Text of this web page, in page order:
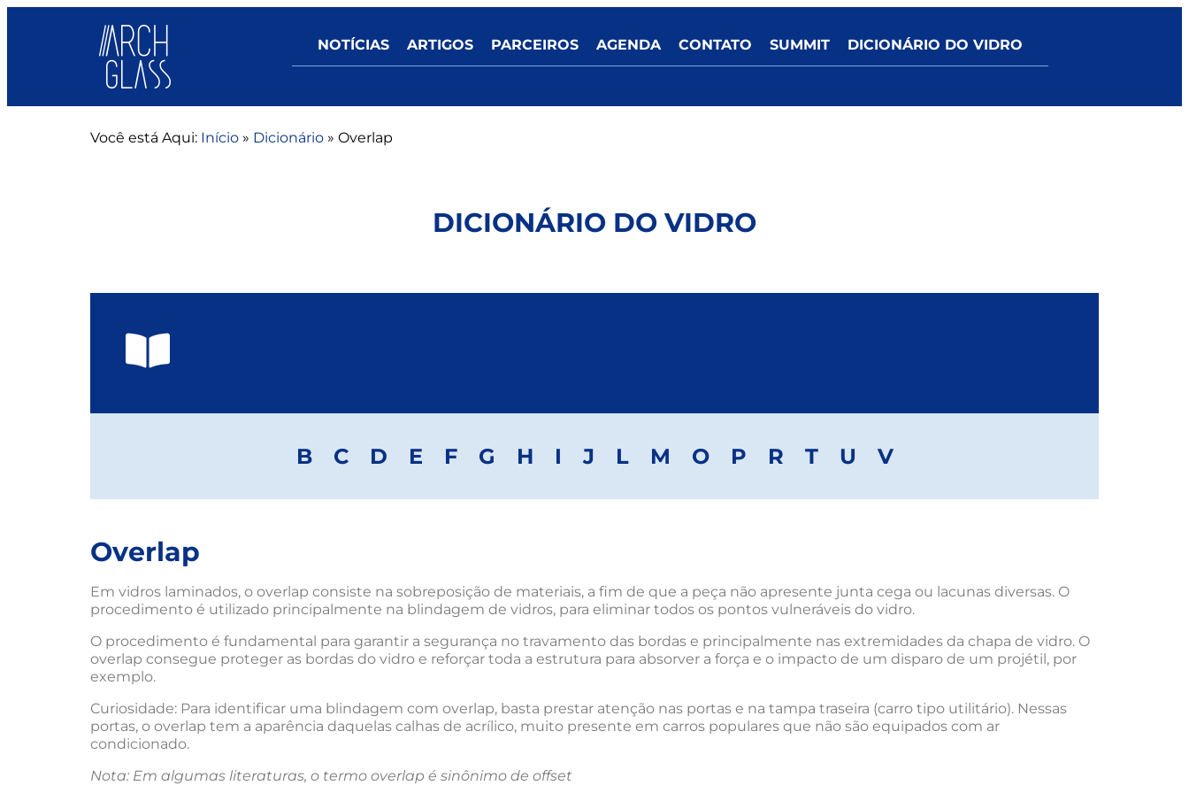
NOTÍCIAS ARTIGOS PARCEIROS AGENDA CONTATO SUMMIT DICIONÁRIO DO VIDRO
Você está Aqui: Início » Dicionário » Overlap
DICIONÁRIO DO VIDRO
B C D E F G H I J L M O P R T U V
Overlap
Em vidros laminados, o overlap consiste na sobreposição de materiais, a fim de que a peça não apresente junta cega ou lacunas diversas. O
procedimento é utilizado principalmente na blindagem de vidros, para eliminar todos os pontos vulneráveis do vidro.
O procedimento é fundamental para garantir a segurança no travamento das bordas e principalmente nas extremidades da chapa de vidro. O
overlap consegue proteger as bordas do vidro e reforçar toda a estrutura para absorver a força e o impacto de um disparo de um projétil, por
exemplo.
Curiosidade: Para identificar uma blindagem com overlap, basta prestar atenção nas portas e na tampa traseira (carro tipo utilitário). Nessas
portas, o overlap tem a aparência daquelas calhas de acrílico, muito presente em carros populares que não são equipados com ar
condicionado.
Nota: Em algumas literaturas, o termo overlap é sinônimo de offset